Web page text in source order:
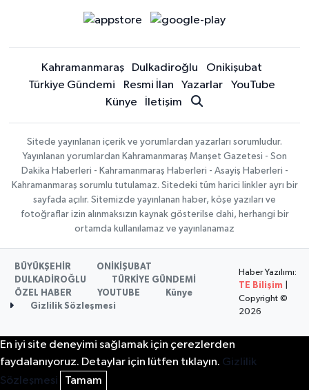
Kahramanmaraş Dulkadiroğlu
Onikişubat
Türkiye Gündemi
Resmi İlan Yazarlar
YouTube
Künye
İletişim
Sitede yayınlanan içerik ve yorumlardan yazarları sorumludur.
Yayınlanan yorumlardan Kahramanmaraş Manşet Gazetesi - Son
Dakika Haberleri - Kahramanmaraş Haberleri - Asayiş Haberleri -
Kahramanmaraş sorumlu tutulamaz. Sitedeki tüm harici linkler ayrı bir
sayfada açılır. Sitemizde yayınlanan haber, köşe yazıları ve
fotoğraflar izin alınmaksızın kaynak gösterilse dahi, herhangi bir
ortamda kullanılamaz ve yayınlanamaz
BÜYÜKŞEHİR
ONİKİŞUBAT
DULKADİROĞLU
TÜRKİYE GÜNDEMİ
ÖZEL HABER
YOUTUBE
Künye
Gizlilik Sözleşmesi
Haber Yazılımı:
TE Bilişim
Copyright ©
2026
En iyi site deneyimi sağlamak için çerezlerden
faydalanıyoruz. Detaylar için lütfen tıklayın. Gizlilik
Sözleşmesi
Tamam